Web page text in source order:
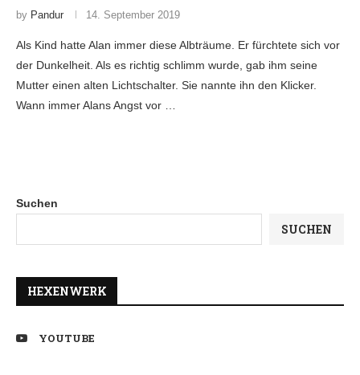
by Pandur 14. September 2019
Als Kind hatte Alan immer diese Albträume. Er fürchtete sich vor
der Dunkelheit. Als es richtig schlimm wurde, gab ihm seine
Mutter einen alten Lichtschalter. Sie nannte ihn den Klicker.
Wann immer Alans Angst vor …
Suchen
SUCHEN
HEXENWERK
YOUTUBE